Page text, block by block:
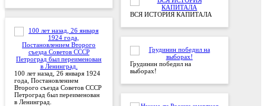
100 лет назад, 26 января 1924
года, Постановлением
Второго съезда Советов СССР
Петроград был переименован
в Ленинград.
ВСЯ ИСТОРИЯ КАПИТАЛА
Грудинин победил на
выборах!